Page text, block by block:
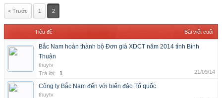
< Trước 1 2
Tiêu đề Bài viết cuối
Bắc Nam hoàn thành bộ Đơn giá XDCT năm 2014 tỉnh Bình
Thuận
thuytv
Trả lời:
1 21/09/14
Công ty Bắc Nam đến với biển đảo Tổ quốc
thuytv